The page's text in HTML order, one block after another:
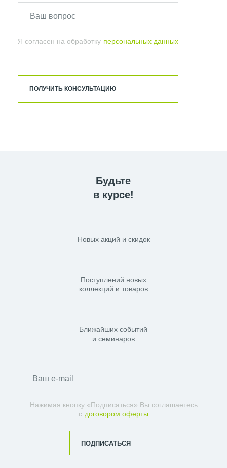
Я согласен на обработку персональных данных
ПОЛУЧИТЬ КОНСУЛЬТАЦИЮ
Будьте
в курсе!
Новых акций и скидок
Поступлений новых
коллекций и товаров
Ближайших событий
и семинаров
Нажимая кнопку «Подписаться» Вы соглашаетесь
с договором оферты
ПОДПИСАТЬСЯ